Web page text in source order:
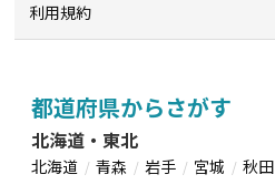
利用規約
都道府県からさがす
北海道・東北
北海道 青森 岩手 宮城 秋田